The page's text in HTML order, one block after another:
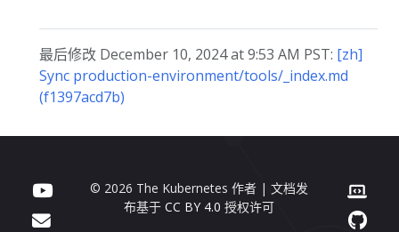
最后修改 December 10, 2024 at 9:53 AM PST: [zh]
Sync production-environment/tools/_index.md
(f1397acd7b)
© 2026 The Kubernetes 作者 | 文档发
布基于CC BY 4.0 授权许可